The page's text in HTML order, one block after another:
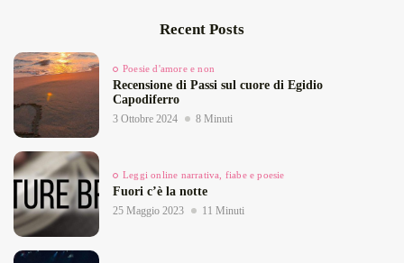
Recent Posts
Poesie d'amore e non
Recensione di Passi sul cuore di Egidio
Capodiferro
3 Ottobre 2024 8 Minuti
Leggi online narrativa, fiabe e poesie
Fuori c’è la notte
25 Maggio 2023 11 Minuti